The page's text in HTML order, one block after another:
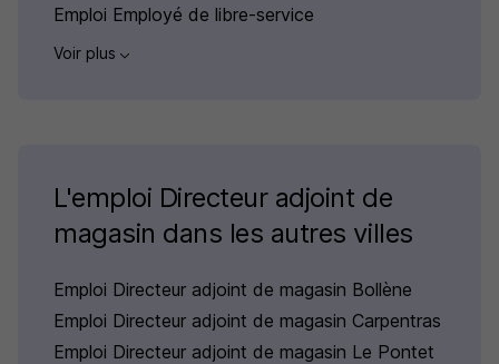
Emploi Employé de libre-service
Voir plus
L'emploi Directeur adjoint de
magasin dans les autres villes
Emploi Directeur adjoint de magasin Bollène
Emploi Directeur adjoint de magasin Carpentras
Emploi Directeur adjoint de magasin Le Pontet